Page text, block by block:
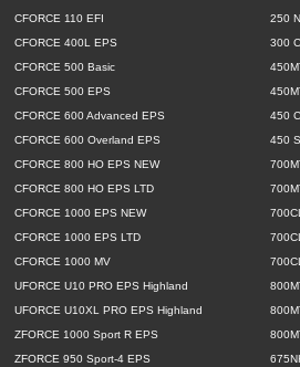
CFORCE 110 EFI
CFORCE 400L EPS
CFORCE 500 Basic
CFORCE 500 EPS
CFORCE 600 Advanced EPS
CFORCE 600 Overland EPS
CFORCE 800 HO EPS NEW
CFORCE 800 HO EPS LTD
CFORCE 1000 EPS NEW
CFORCE 1000 EPS LTD
CFORCE 1000 MV
UFORCE U10 PRO EPS Highland
UFORCE U10XL PRO EPS Highland
ZFORCE 1000 Sport R EPS
ZFORCE 950 Sport-4 EPS
250
300
450
450